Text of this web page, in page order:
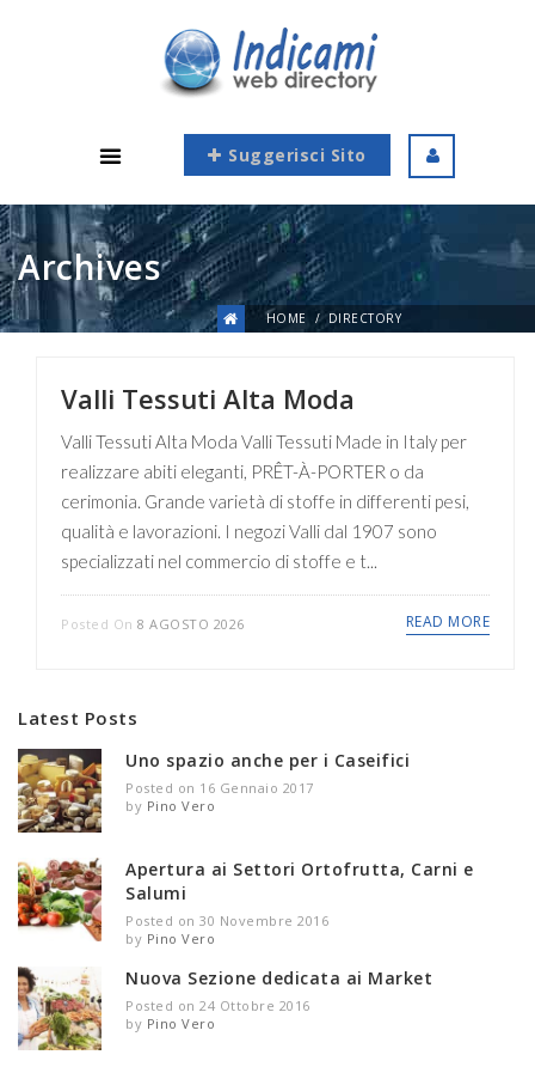
Suggerisci Sito
Archives
HOME DIRECTORY
Valli Tessuti Alta Moda
Valli Tessuti Alta Moda Valli Tessuti Made in Italy per
realizzare abiti eleganti, PRÊT-À-PORTER o da
cerimonia. Grande varietà di stoffe in differenti pesi,
qualità e lavorazioni. I negozi Valli dal 1907 sono
specializzati nel commercio di stoffe e t...
Posted On 8 AGOSTO 2026 READ MORE
Latest Posts
Uno spazio anche per i Caseifici
Posted on 16 Gennaio 2017
by Pino Vero
Apertura ai Settori Ortofrutta, Carni e
Salumi
Posted on 30 Novembre 2016
by Pino Vero
Nuova Sezione dedicata ai Market
Posted on 24 Ottobre 2016
by Pino Vero